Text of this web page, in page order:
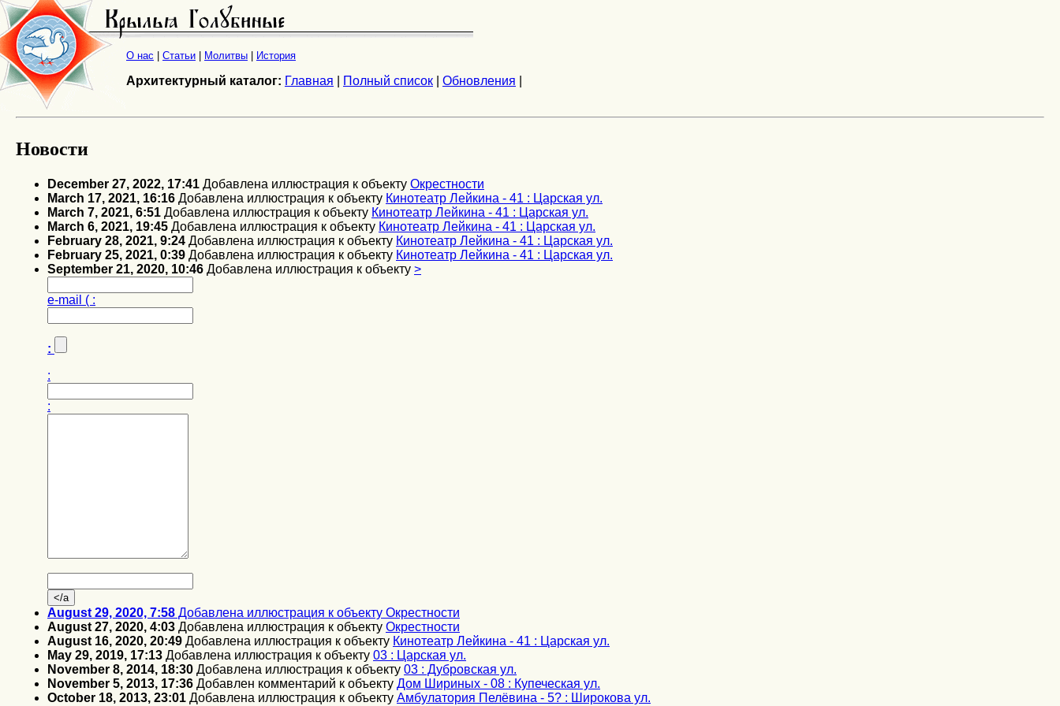
О нас Статьи Молитвы История
Архитектурный каталог: Главная Полный список Обновления
Новости
December 27, 2022, 17:41 Добавлена иллюстрация к объекту Окрестности
March 17, 2021, 16:16 Добавлена иллюстрация к объекту Кинотеатр Лейкина - 41 : Царская ул.
March 7, 2021, 6:51 Добавлена иллюстрация к объекту Кинотеатр Лейкина - 41 : Царская ул.
March 6, 2021, 19:45 Добавлена иллюстрация к объекту Кинотеатр Лейкина - 41 : Царская ул.
February 28, 2021, 9:24 Добавлена иллюстрация к объекту Кинотеатр Лейкина - 41 : Царская ул.
February 25, 2021, 0:39 Добавлена иллюстрация к объекту Кинотеатр Лейкина - 41 : Царская ул.
September 21, 2020, 10:46 Добавлена иллюстрация к объекту >
e-mail ( :
:
:
:
August 29, 2020, 7:58 Добавлена иллюстрация к объекту Окрестности
August 27, 2020, 4:03 Добавлена иллюстрация к объекту Окрестности
August 16, 2020, 20:49 Добавлена иллюстрация к объекту Кинотеатр Лейкина - 41 : Царская ул.
May 29, 2019, 17:13 Добавлена иллюстрация к объекту 03 : Царская ул.
November 8, 2014, 18:30 Добавлена иллюстрация к объекту 03 : Дубровская ул.
November 5, 2013, 17:36 Добавлен комментарий к объекту Дом Шириных - 08 : Купеческая ул.
October 18, 2013, 23:01 Добавлена иллюстрация к объекту Амбулатория Пелёвина - 5? : Широкова ул.